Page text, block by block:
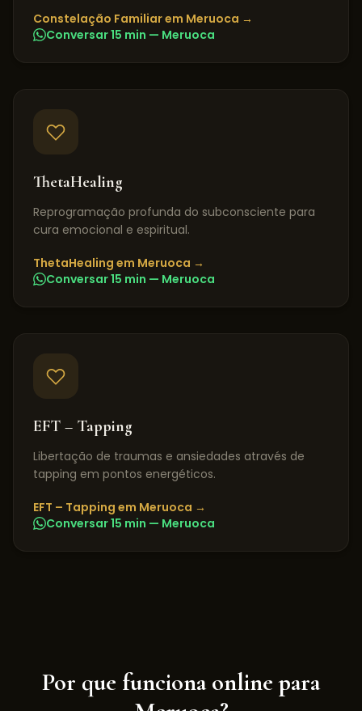
Constelação Familiarem Meruoca →
Conversar 15 min — Meruoca
ThetaHealing
Reprogramação profunda do subconsciente para
cura emocional e espiritual.
ThetaHealing em Meruoca →
Conversar 15 min — Meruoca
EFT – Tapping
Libertação de traumas e ansiedades através de
tapping em pontos energéticos.
EFT – Tapping em Meruoca →
Conversar 15 min — Meruoca
Por que funciona online para